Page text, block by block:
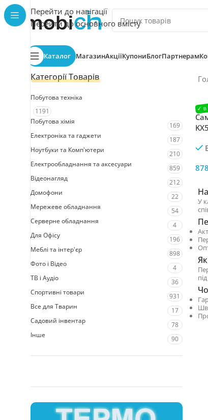
Перейти до навігації
Перейти до основного вмісту
Каталог МагазинАкціїКупониБлогПартнерам
Категорії Товарів
Побутова техніка
1191
Побутова хімія
169
Електроніка та гаджети
187
Ноутбуки та Комп'ютери
210
Електрообладнання та аксесуари
859
Відеонагляд
212
Домофони
22
Мережеве обладнання
54
Серверне обладнання
4
Для Офісу
196
Меблі та інтер'єр
898
Фото і Відео
4
ТВ і Аудіо
36
Спортивні товари
931
Все для Тварин
17
Садовий інвентар
78
Інше
90
878
У